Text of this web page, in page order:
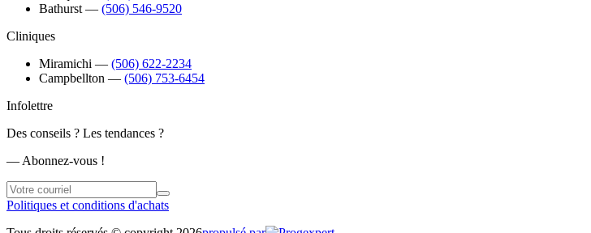
Bathurst ― (506) 546-9520
Cliniques
Miramichi ― (506) 622-2234
Campbellton ― (506) 753-6454
Infolettre
Des conseils ? Les tendances ?
― Abonnez-vous !
Politiques et conditions d'achats